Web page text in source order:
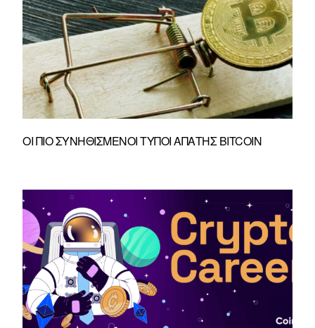
ΟΙ ΠΙΟ ΣΥΝΗΘΙΣΜΈΝΟΙ ΤΎΠΟΙ ΑΠΆΤΗΣ BITCOIN